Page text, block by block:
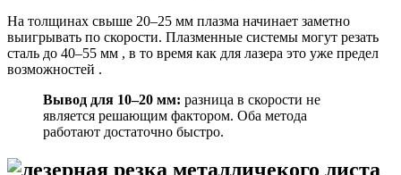
На толщинах свыше 20–25 мм плазма начинает заметно
выигрывать по скорости. Плазменные системы могут резать
сталь до 40–55 мм , в то время как для лазера это уже предел
возможностей .
Вывод для 10–20 мм: разница в скорости не
является решающим фактором. Оба метода
работают достаточно быстро.